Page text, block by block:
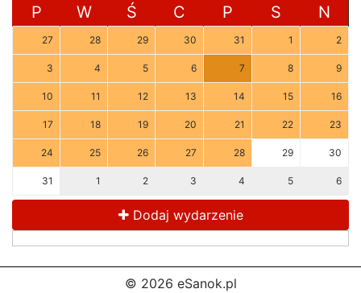
P W Ś C P S N
27 28 29 30 31 1 2
3 4 5 6 7 8 9
10 11 12 13 14 15 16
17 18 19 20 21 22 23
24 25 26 27 28 29 30
31 1 2 3 4 5 6
Dodaj wydarzenie
© 2026 eSanok.pl